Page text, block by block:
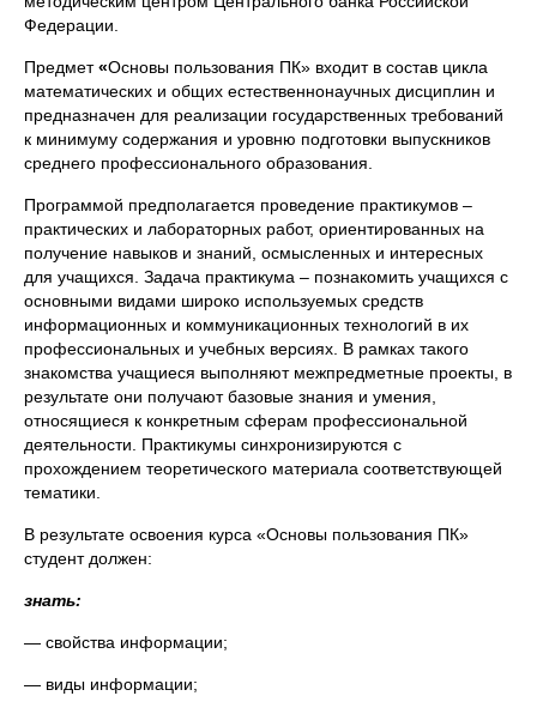
Федерации.
Предмет«Основы пользования ПК» входит в состав цикла
математических и общих естественнонаучных дисциплин и
предназначен для реализации государственных требований
к минимуму содержания и уровню подготовки выпускников
среднего профессионального образования.
Программой предполагается проведение практикумов –
практических и лабораторных работ, ориентированных на
получение навыков и знаний, осмысленных и интересных
для учащихся. Задача практикума – познакомить учащихся с
основными видами широко используемых средств
информационных и коммуникационных технологий в их
профессиональных и учебных версиях. В рамках такого
знакомства учащиеся выполняют межпредметные проекты, в
результате они получают базовые знания и умения,
относящиеся к конкретным сферам профессиональной
деятельности. Практикумы синхронизируются с
прохождением теоретического материала соответствующей
тематики.
В результате освоения курса «Основы пользования ПК»
студент должен:
знать:
— свойства информации;
— виды информации;